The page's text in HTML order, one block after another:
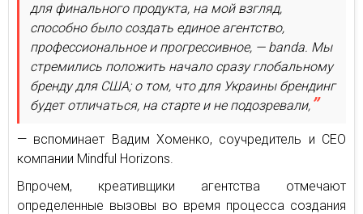
для финального продукта, на мой взгляд,
способно было создать единое агентство,
профессиональное и прогрессивное, — banda. Мы
стремились положить начало сразу глобальному
бренду для США; о том, что для Украины брендинг
будет отличаться, на старте и не подозревали,
— вспоминает Вадим Хоменко, соучредитель и СЕО
компании Mindful Horizons.
Впрочем, креативщики агентства отмечают
определенные вызовы во время процесса создания